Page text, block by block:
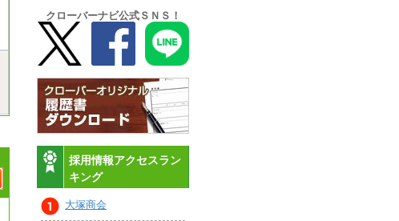
クローバーナビ公式ＳＮＳ！
採用情報アクセスラン
キング
大塚商会